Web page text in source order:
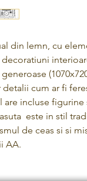
din lemn, cu
cum ar fi
are incluse
este in stil
de ceas si si
AA.